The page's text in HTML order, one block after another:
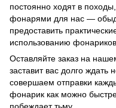
постоянно ходят в
фонарями для нас —
предоставить
использованию фонариков.
Оставляйте заказ на
заставит вас долго
совершаем отправки
фонарик как можно